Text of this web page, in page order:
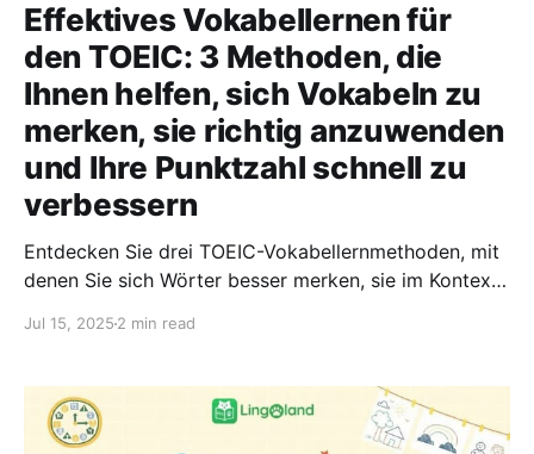
Effektives Vokabellernen für
den TOEIC: 3 Methoden, die
Ihnen helfen, sich Vokabeln zu
merken, sie richtig anzuwenden
und Ihre Punktzahl schnell zu
verbessern
Entdecken Sie drei TOEIC-Vokabellernmethoden, mit
denen Sie sich Wörter besser merken, sie im Kontext
verbessern können. Trainieren Sie Vokabeln intelligent
Kontexten und der Methode der verteilten Wiederholu
Jul 15, 2025 2 min read